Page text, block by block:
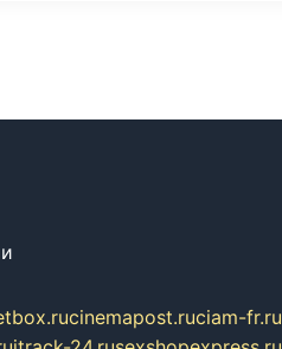
cinemapost.ruciam-fr.ru